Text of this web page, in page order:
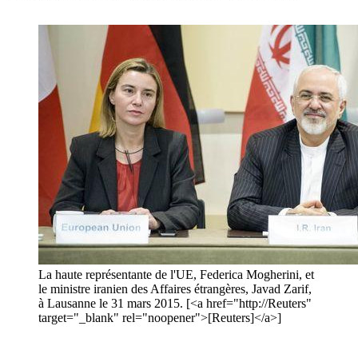
La haute représentante de l'UE, Federica Mogherini, et
le ministre iranien des Affaires étrangères, Javad Zarif,
à Lausanne le 31 mars 2015. [<a href="http://Reuters"
target="_blank" rel="noopener">[Reuters]</a>]